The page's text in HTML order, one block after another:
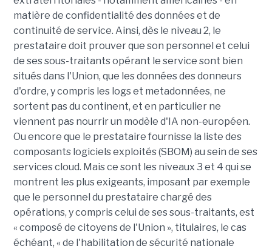
matière de confidentialité des données et de
continuité de service. Ainsi, dès le niveau 2, le
prestataire doit prouver que son personnel et celui
de ses sous-traitants opérant le service sont bien
situés dans l'Union, que les données des donneurs
d'ordre, y compris les logs et metadonnées, ne
sortent pas du continent, et en particulier ne
viennent pas nourrir un modèle d'IA non-européen.
Ou encore que le prestataire fournisse la liste des
composants logiciels exploités (SBOM) au sein de ses
services cloud. Mais ce sont les niveaux 3 et 4 qui se
montrent les plus exigeants, imposant par exemple
que le personnel du prestataire chargé des
opérations, y compris celui de ses sous-traitants, est
« composé de citoyens de l'Union », titulaires, le cas
échéant, « de l'habilitation de sécurité nationale